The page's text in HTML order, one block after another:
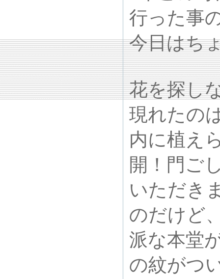
行った事
今日はち
花を探し
現れたの
内に植え
開！門ご
いただき
のだけど
派な本堂
の紋がつ